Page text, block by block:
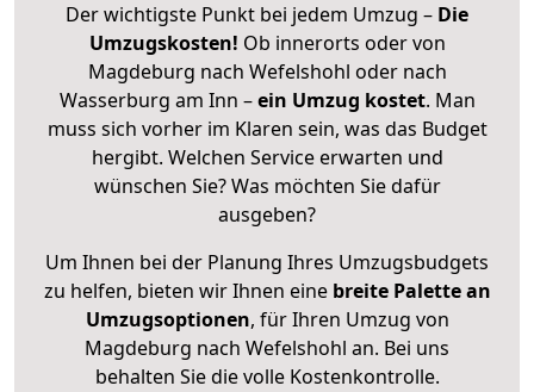
Der wichtigste Punkt bei jedem Umzug – Die
Umzugskosten! Ob innerorts oder von
Magdeburg nach Wefelshohl oder nach
Wasserburg am Inn –ein Umzug kostet. Man
muss sich vorher im Klaren sein, was das Budget
hergibt. Welchen Service erwarten und
wünschen Sie? Was möchten Sie dafür
ausgeben?
Um Ihnen bei der Planung Ihres Umzugsbudgets
zu helfen, bieten wir Ihnen eine breite Palette an
Umzugsoptionen, für Ihren Umzug von
Magdeburg nach Wefelshohl an. Bei uns
behalten Sie die volle Kostenkontrolle.